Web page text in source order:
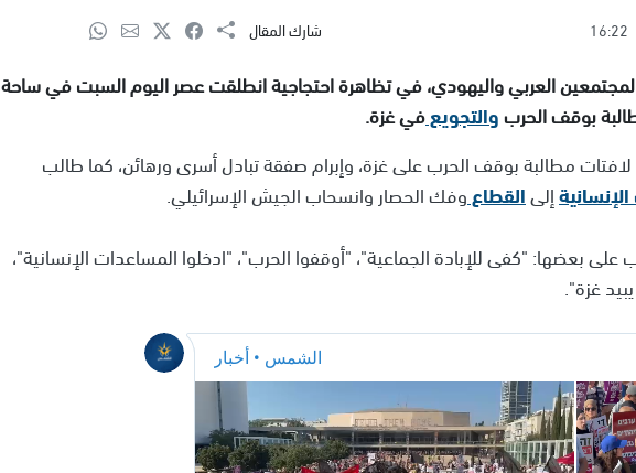
16:22 شارك المقال
من المجتمعين العربي واليهودي، في تظاهرة احتجاجية انطلقت عصر اليوم السبت في ساحة
بوقف الحربوالتجويعفي غزة.
مطالبة بوقف الحرب على غزة، وإبرام صفقة تبادل أسرى ورهائن، كما طالب
إلىالقطاعوفك الحصار وانسحاب الجيش الإسرائيلي.
بعضها: "كفى للإبادة الجماعية"، "أوقفوا الحرب"، "ادخلوا المساعدات الإنسانية"،
غزة".